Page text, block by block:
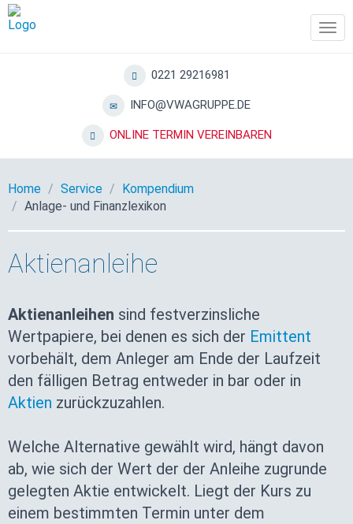
0221 29216981
INFO@VWAGRUPPE.DE
ONLINE TERMIN VEREINBAREN
Home Service
Kompendium
Anlage- und Finanzlexikon
Aktienanleihe
Aktienanleihen sind festverzinsliche
Wertpapiere, bei denen es sich der Emittent
vorbehält, dem Anleger am Ende der Laufzeit
den fälligen Betrag entweder in bar oder in
Aktien zurückzuzahlen.
Welche Alternative gewählt wird, hängt davon
ab, wie sich der Wert der der Anleihe zugrunde
gelegten Aktie entwickelt. Liegt der Kurs zu
einem bestimmten Termin unter dem